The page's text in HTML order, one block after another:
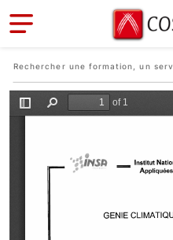
Aller au contenu principal